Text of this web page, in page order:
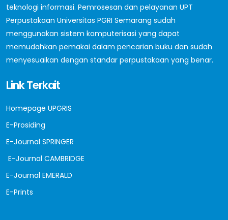
teknologi informasi. Pemrosesan dan pelayanan UPT
Perpustakaan Universitas PGRI Semarang sudah
menggunakan sistem komputerisasi yang dapat
memudahkan pemakai dalam pencarian buku dan sudah
menyesuaikan dengan standar perpustakaan yang benar.
Link Terkait
Homepage UPGRIS
E-Prosiding
E-Journal SPRINGER
E-Journal CAMBRIDGE
E-Journal EMERALD
E-Prints